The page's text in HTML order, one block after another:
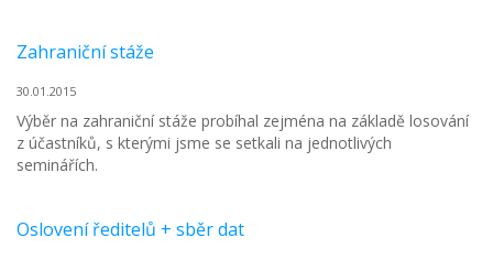
Zahraniční stáže
30.01.2015
Výběr na zahraniční stáže probíhal zejména na základě losování
z účastníků, s kterými jsme se setkali na jednotlivých
seminářích.
Oslovení ředitelů + sběr dat